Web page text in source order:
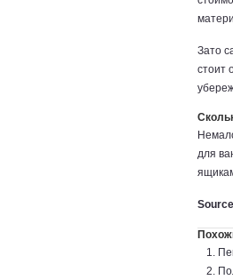
Зато
стоит
для